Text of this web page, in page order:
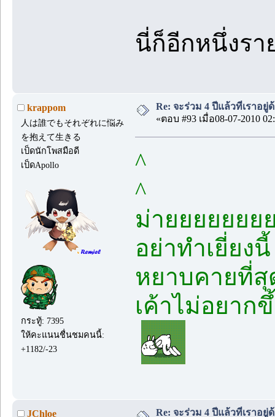
นี่ก็อีกหนึ่งรา
krappom
人は誰でもそれぞれに悩み
を抱えて生きる
เป็ดนักโพสมือดี
เป็ดApollo
กระทู้: 7395
ให้คะแนนชื่นชมคนนี้:
+1182/-23
Re: จะร่วม 4 ปีแล้วที่เราอยู่
«ตอบ #93 เมื่อ08-07-2010
^
^
ม่ายยยยยยย
อย่าทำเยี่ยงนี้
หยาบคายที่สุ
เค้าไม่อยาก
JChloe
Re: จะร่วม 4 ปีแล้วที่เราอยู่